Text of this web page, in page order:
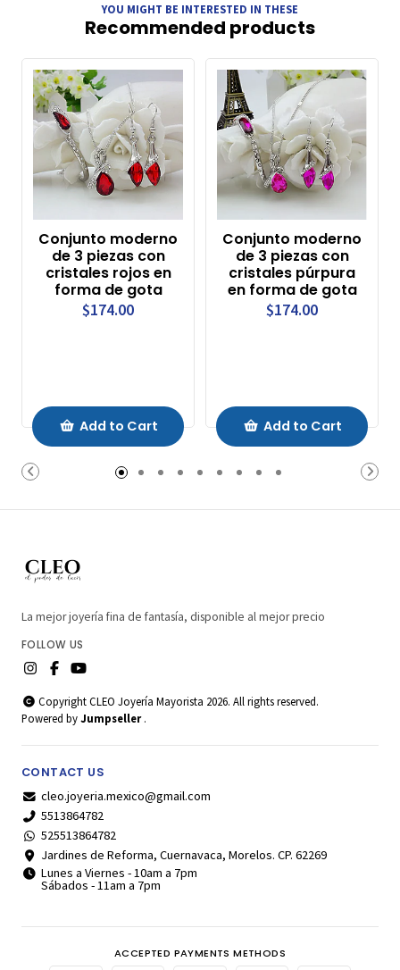
YOU MIGHT BE INTERESTED IN THESE
Recommended products
Conjunto moderno
de 3 piezas con
cristales rojos en
forma de gota
$174.00
Add to Cart
Conjunto moderno
de 3 piezas con
cristales púrpura
en forma de gota
$174.00
Add to Cart
La mejor joyería fina de fantasía, disponible al mejor precio
FOLLOW US
Copyright CLEO Joyería Mayorista 2026. All rights reserved.
Powered byJumpseller .
CONTACT US
cleo.joyeria.mexico@gmail.com
5513864782
525513864782
Jardines de Reforma, Cuernavaca, Morelos. CP. 62269
Lunes a Viernes - 10am a 7pm
Sábados - 11am a 7pm
ACCEPTED PAYMENTS METHODS